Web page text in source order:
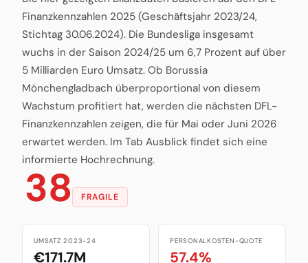
Finanzkennzahlen 2025 (Geschäftsjahr 2023/24,
Stichtag 30.06.2024). Die Bundesliga insgesamt
wuchs in der Saison 2024/25 um 6,7 Prozent auf über
5 Milliarden Euro Umsatz. Ob Borussia
Mönchengladbach überproportional von diesem
Wachstum profitiert hat, werden die nächsten DFL-
Finanzkennzahlen zeigen, die für Mai oder Juni 2026
erwartet werden. Im Tab Ausblick findet sich eine
informierte Hochrechnung.
38 FRAGILE
UMSATZ 2023-24
€171.7M
PERSONALKOSTEN-QUOTE
57.4%